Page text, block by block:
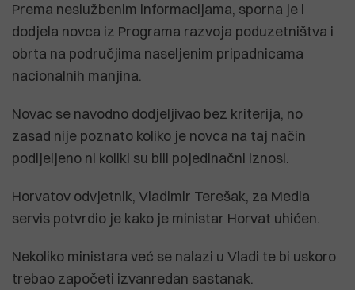
Prema neslužbenim informacijama, sporna je i
dodjela novca iz Programa razvoja poduzetništva i
obrta na područjima naseljenim pripadnicama
nacionalnih manjina.
Novac se navodno dodjeljivao bez kriterija, no
zasad nije poznato koliko je novca na taj način
podijeljeno ni koliki su bili pojedinačni iznosi.
Horvatov odvjetnik, Vladimir Terešak, za Media
servis potvrdio je kako je ministar Horvat uhićen.
Nekoliko ministara već se nalazi u Vladi te bi uskoro
trebao započeti izvanredan sastanak.